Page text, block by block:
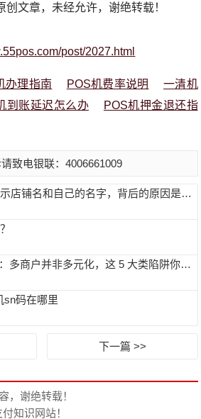
文章，未经允许，谢绝转载！
post/2027.html
办理指南 POS机费率说明
一清机
到账延迟怎么办
POS机押金退还指
致电银联：4006661009
POS机打印的小票上显示店铺名和自己的名字，背后的原因是什么？
信用卡消费误区大揭秘：多商户并非多元化，这 5 大类陷阱你中招了吗？
sn码在哪里
下一篇 >>
，谢绝转载！
知识网站！